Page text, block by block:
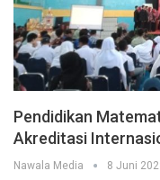
Pendidikan
Akreditasi
Nawala Media 8 Juni